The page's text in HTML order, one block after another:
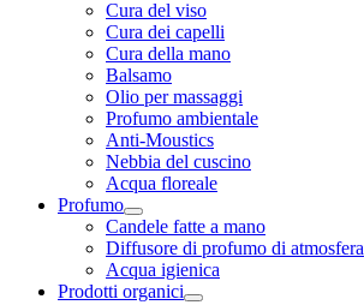
Cura del viso
Cura dei capelli
Cura della mano
Balsamo
Olio per massaggi
Profumo ambientale
Anti-Moustics
Nebbia del cuscino
Acqua floreale
Profumo
Candele fatte a mano
Diffusore di profumo di atmosfera
Acqua igienica
Prodotti organici